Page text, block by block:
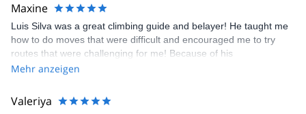
appreciated very much. The multi-pitch route we did was not only
fun but also the right amount of challenge, which I thoroughly
enjoyed. The communication from the team (Gauthier) was
prompt and clear—highly recommend!
Maxine
Luis Silva was a great climbing guide and belayer! He taught me
how to do moves that were difficult and encouraged me to try
routes that were challenging for me! Because of his
encouragement, I managed to complete these routes! I really
area. The weather was perfect, no direct sun and cool enough to
enjoy the climbs. Explore-Share made booking an outdoor
Mehr anzeigen
Valeriya